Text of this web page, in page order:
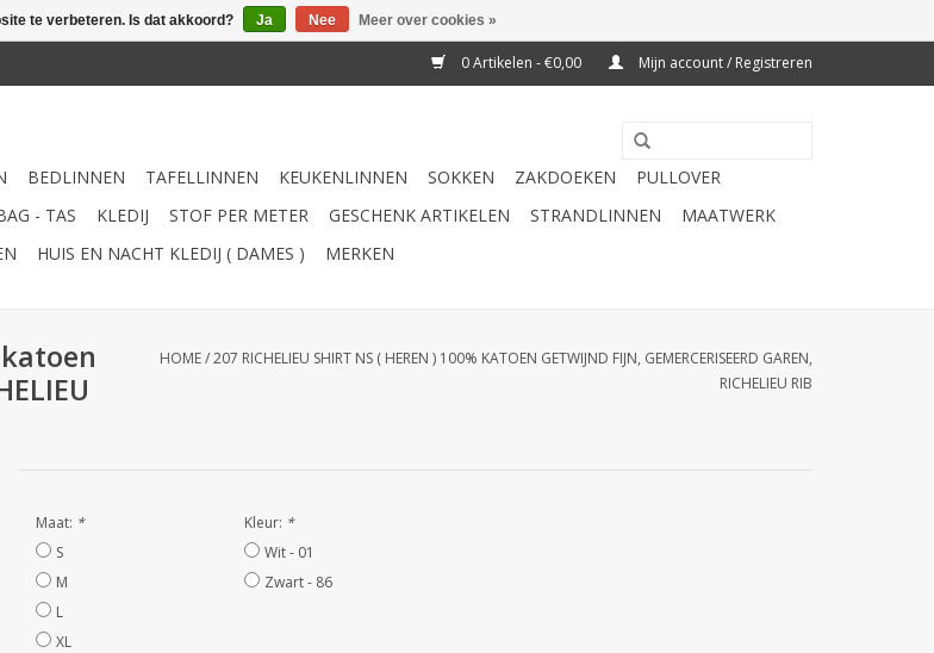
0 Artikelen - €0,00 Mijn account / Registreren
BEDLINNEN TAFELLINNEN KEUKENLINNEN SOKKEN ZAKDOEKEN
PULLOVER
- TAS KLEDIJ STOF PER METER GESCHENK ARTIKELEN STRANDLINNEN
MAATWERK
HUIS EN NACHT KLEDIJ ( DAMES ) MERKEN
katoen
HOME/207 RICHELIEU SHIRT NS ( HEREN ) 100% KATOEN GETWIJND FIJN, GEMERCERISEERD GAREN,
RICHELIEU RIB
Maat: *
S
M
L
XL
Kleur: *
Wit - 01
Zwart - 86
te verbeteren. Is dat akkoord? Ja Nee Meer over cookies »